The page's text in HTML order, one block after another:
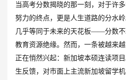
当高考分数揭晓的那一刻，对于许
努力的终点，更是人生道路的分水
几乎等同于未来的天花板——分数
教育资源绝缘。然而，一条被越来
正在悄然兴起：新加坡本硕连读项
生反馈，对市面上主流新加坡留学